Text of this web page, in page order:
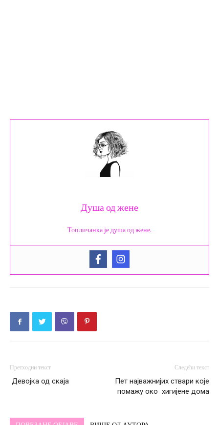
Душа од жене
Топличанка је душа од жене.
Претходни текст
Девојка од скаја
Следећи текст
Пет најважнијих ствари које
помажу око хигијене дома